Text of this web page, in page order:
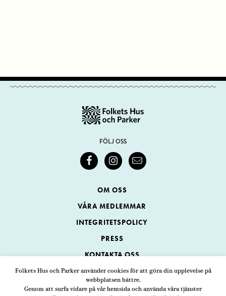
Folkets Hus och Parker använder cookies för att göra din upplevelse på
webbplatsen bättre.
Genom att surfa vidare på vår hemsida och använda våra tjänster
FÖLJ OSS
OM OSS
VÅRA MEDLEMMAR
INTEGRITETSPOLICY
PRESS
KONTAKTA OSS
Folkets Hus och Parker